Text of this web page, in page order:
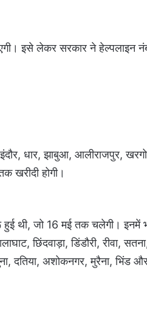
इसे लेकर सरकार ने हेल्पलाइन
धार, झाबुआ, आलीराजपुर,
खरीदी होगी।
थी, जो 16 मई तक चलेगी। इनमें
छिंदवाड़ा, डिंडौरी, रीवा,
दतिया, अशोकनगर, मुरैना, भिंड